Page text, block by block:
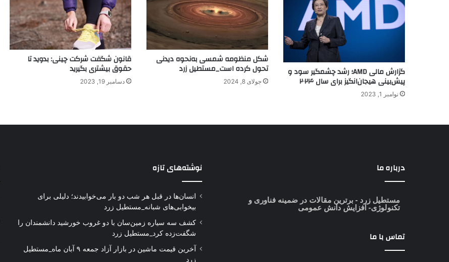
گزارش مالی AMD؛ رشد چشمگیر سود و
پیش‌بینی هیجان‌انگیز برای سال ۲۰۲۴
نوامبر 1, 2023
شکل منظومه شمسی به‌نحوه دیدنی
تحول کرده است_مستطیل زرد
جولای 8, 2024
قانون شگفت شرکت چینی: بدوید تا
حقوق بیشتری بگیرید
دسامبر 19, 2023
درباره ما
مستطیل زرد - برترین مقالات در ضمینه فناوری و
تکنولوژی- افزایش دانش عمومی
تماس با ما
نوشته‌های تازه
انسان‌ها در قبل هر شب دو بار می‌خوابیدند؛ دلیلی برای
بیخوابی‌های شبانه_مستطیل زرد
کشف سه سیاره زمین‌سان با دو غروب خورشید دانشمندان را
شگفت‌زده کرد_مستطیل زرد
آخرین قیمت ماشین در بازار آزاد جمعه ۹ آبان ماه_مستطیل
زرد